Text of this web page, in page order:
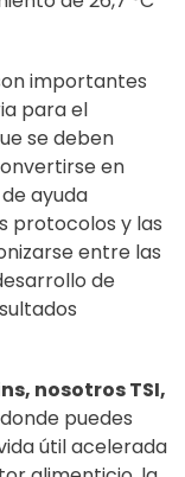
importantes
para el
se deben
en
ayuda
protocolos y las
entre las
de
nosotros TSI,
puedes
útil acelerada